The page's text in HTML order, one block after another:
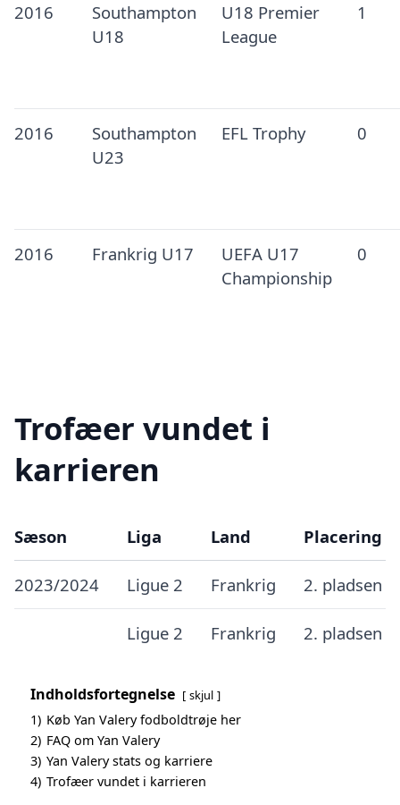
2016
Southampton
U18
U18 Premier
League
1
2016
Southampton
U23
EFL Trophy 0
2016 Frankrig U17
UEFA U17
Championship
0
Trofæer vundet i
karrieren
Sæson Liga Land Placering
2023/2024 Ligue 2 Frankrig 2. pladsen
Ligue 2 Frankrig 2. pladsen
Indholdsfortegnelse skjul
1) Køb Yan Valery fodboldtrøje her
2) FAQ om Yan Valery
3) Yan Valery stats og karriere
4) Trofæer vundet i karrieren